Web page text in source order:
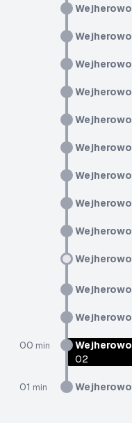
Wejherowo
Wejherowo
Wejherowo
Wejherowo
Wejherowo
Wejherowo
Wejherowo
Wejherowo
Wejherowo
Wejherowo
Wejherowo
Wejherowo
00 min Wejherowo
02
01 min Wejherowo